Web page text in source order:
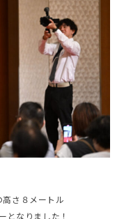
さ８メートル
となりました！